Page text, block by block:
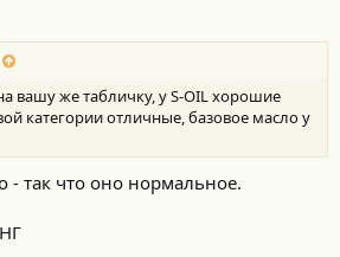
вашу же табличку, у S-OIL хорошие
категории отличные, базовое масло у
- так что оно нормальное.